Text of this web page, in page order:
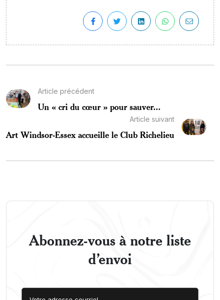
Article précédent
Un « cri du cœur » pour sauver...
Article suivant
Art Windsor-Essex accueille le Club Richelieu
Abonnez-vous à notre liste
d’envoi